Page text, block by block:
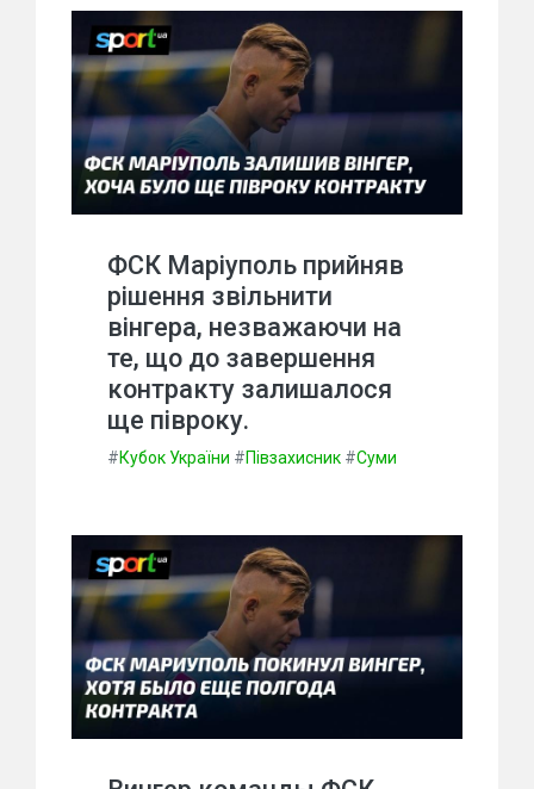
ФСК Маріуполь прийняв
рішення звільнити
вінгера, незважаючи на
те, що до завершення
контракту залишалося
ще півроку.
#Кубок України #Півзахисник #Суми